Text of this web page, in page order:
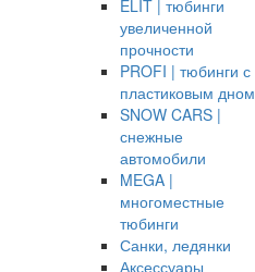
ELIT | тюбинги
увеличенной
прочности
PROFI | тюбинги с
пластиковым дном
SNOW CARS |
снежные
автомобили
MEGA |
многоместные
тюбинги
Санки, ледянки
Аксессуары